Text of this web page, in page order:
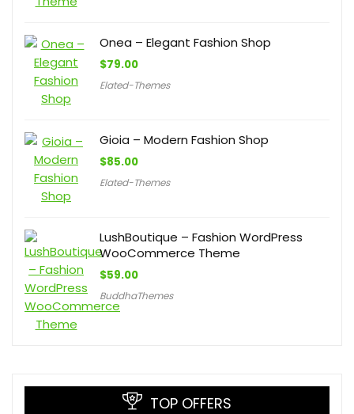
Onea – Elegant Fashion Shop
$79.00
Elated-Themes
Gioia – Modern Fashion Shop
$85.00
Elated-Themes
LushBoutique – Fashion WordPress
WooCommerce Theme
$59.00
BuddhaThemes
TOP OFFERS